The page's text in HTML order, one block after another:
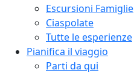
Escursioni Famiglie
Ciaspolate
Tutte le esperienze
Pianifica il viaggio
Parti da qui